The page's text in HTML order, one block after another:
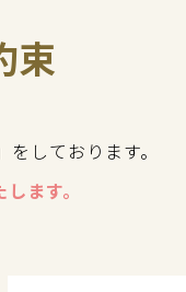
束
しております。
ます。